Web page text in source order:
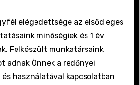
elégedettsége az elsődleges
minőségiek és 1 év
Felkészült munkatársaink
adnak Önnek a redőnyei
használatával kapcsolatban